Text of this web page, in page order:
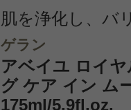
肌を浄化し、バ
ゲラン
アベイユ ロイ
グ ケア イン ム
175ml/5.9fl.oz.